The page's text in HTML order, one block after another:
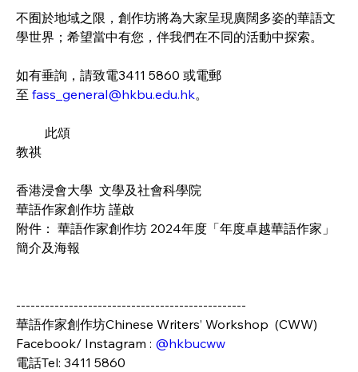
不囿於地域之限，創作坊將為大家呈現廣闊多姿的華語文
學世界；希望當中有您，伴我們在不同的活動中探索。
如有垂詢，請致電3411 5860 或電郵
至 fass_general@hkbu.edu.hk。
此頌
教祺
香港浸會大學  文學及社會科學院
華語作家創作坊 謹啟
附件： 華語作家創作坊 2024年度「年度卓越華語作家」
簡介及海報
------------------------------------------------
華語作家創作坊Chinese Writers’ Workshop  (CWW)
Facebook/ Instagram : @hkbucww
電話Tel: 3411 5860